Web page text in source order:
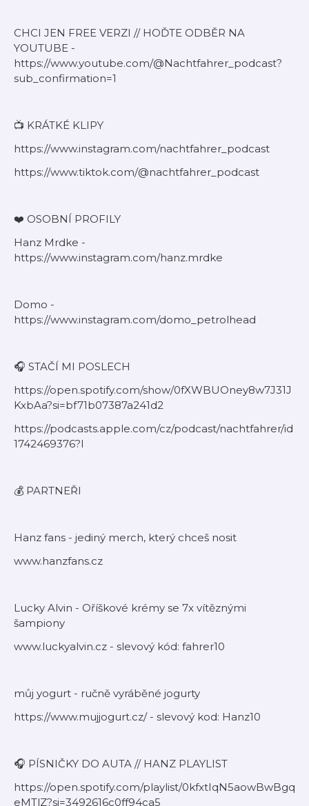
CHCI JEN FREE VERZI // HOĎTE ODBĚR NA
YOUTUBE -
https://www.youtube.com/@Nachtfahrer_podcast?
sub_confirmation=1
📺 KRÁTKÉ KLIPY
https://www.instagram.com/nachtfahrer_podcast
https://www.tiktok.com/@nachtfahrer_podcast
❤️ OSOBNÍ PROFILY
Hanz Mrdke -
https://www.instagram.com/hanz.mrdke
Domo -
https://www.instagram.com/domo_petrolhead
🎧 STAČÍ MI POSLECH
https://open.spotify.com/show/0fXWBUOney8w7J31J
KxbAa?si=bf71b07387a241d2
https://podcasts.apple.com/cz/podcast/nachtfahrer/id
1742469376?l
💰 PARTNEŘI
Hanz fans - jediný merch, který chceš nosit
www.hanzfans.cz
Lucky Alvin - Oříškové krémy se 7x vítěznými
šampiony
www.luckyalvin.cz - slevový kód: fahrer10
můj yogurt - ručně vyráběné jogurty
https://www.mujjogurt.cz/ - slevový kod: Hanz10
🎧 PÍSNIČKY DO AUTA // HANZ PLAYLIST
https://open.spotify.com/playlist/0kfxtIqN5aowBwBgq
eMTlZ?si=3492616c0ff94ca5